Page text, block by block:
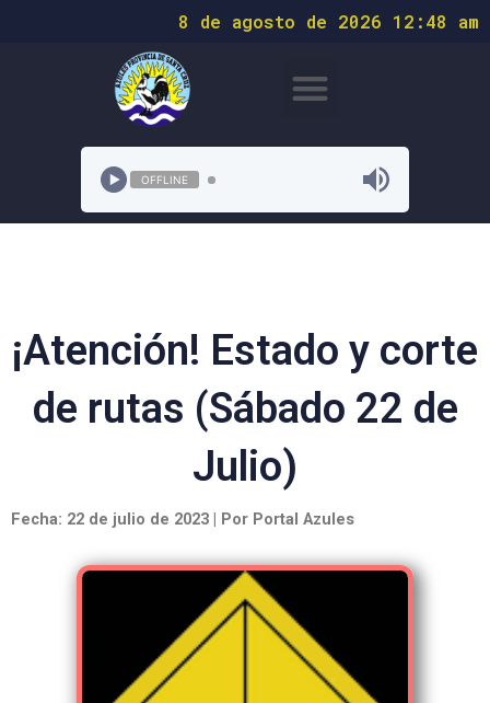
8 de agosto de 2026 12:48 am
OFFLINE
¡Atención! Estado y corte
de rutas (Sábado 22 de
Julio)
Fecha: 22 de julio de 2023 | Por Portal Azules